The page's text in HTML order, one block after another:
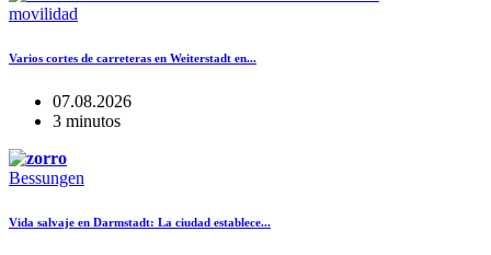
movilidad
Varios cortes de carreteras en Weiterstadt en...
07.08.2026
3 minutos
Bessungen
Vida salvaje en Darmstadt: La ciudad establece...